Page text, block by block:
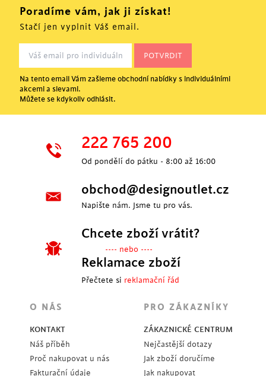
Poradíme vám, jak ji získat!
Stačí jen vyplnit Váš email.
Na tento email Vám zašleme obchodní nabídky s individuálními
akcemi a slevami.
Můžete se kdykoliv odhlásit.
222 765 200
Od pondělí do pátku - 8:00 až 16:00
obchod@designoutlet.cz
Napište nám. Jsme tu pro vás.
Chcete zboží vrátit?
---- nebo ----
Reklamace zboží
Přečtete si reklamační řád
O NÁS
KONTAKT
Náš příběh
Proč nakupovat u nás
Fakturační údaje
PRO ZÁKAZNÍKY
ZÁKAZNICKÉ CENTRUM
Nejčastější dotazy
Jak zboží doručíme
Jak nakupovat